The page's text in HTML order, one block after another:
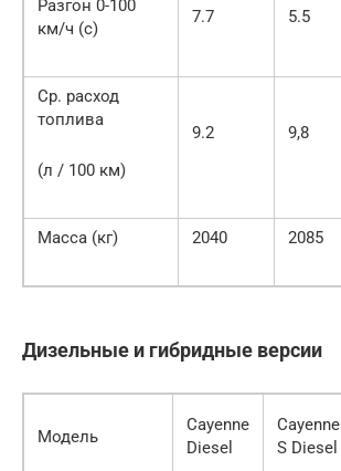
Разгон 0-100
км/ч (с)
7.7 5.5
Ср. расход
топлива
(л / 100 км)
9.2 9,8
Масса (кг) 2040 2085
Дизельные и гибридные версии
Модель
Cayenne
Diesel
Cayenne
S Diesel